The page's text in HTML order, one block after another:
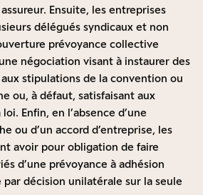
Ensuite, les entreprises
délégués syndicaux et non
prévoyance collective
négociation visant à instaurer des
stipulations de la convention ou
ou, à défaut, satisfaisant aux
Enfin, en l’absence d’une
ou d’un accord d’entreprise, les
avoir pour obligation de faire
d’une prévoyance à adhésion
décision unilatérale sur la seule